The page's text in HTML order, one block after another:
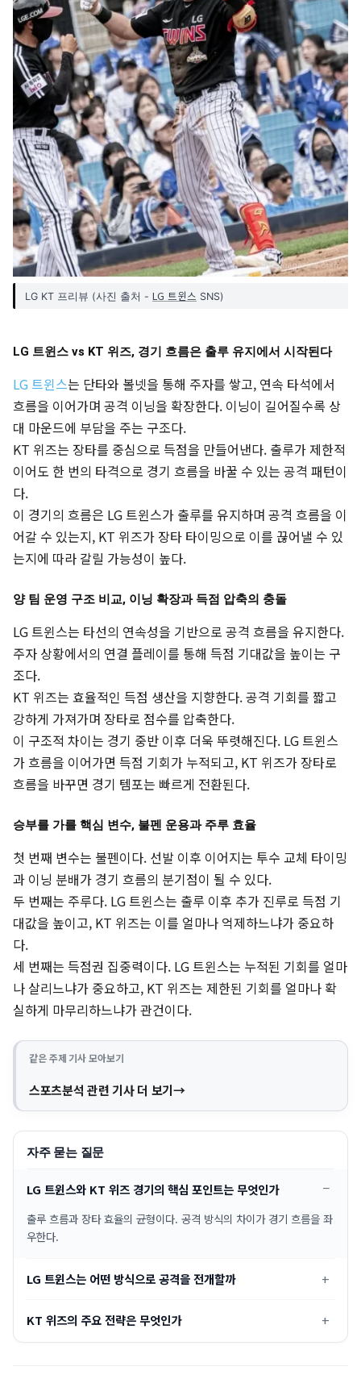
LG KT 프리뷰 (사진 출처 - LG 트윈스 SNS)
LG 트윈스 vs KT 위즈, 경기 흐름은 출루 유지에서 시작된다
LG 트윈스는 단타와 볼넷을 통해 주자를 쌓고, 연속 타석에서
흐름을 이어가며 공격 이닝을 확장한다. 이닝이 길어질수록 상
대 마운드에 부담을 주는 구조다.
KT 위즈는 장타를 중심으로 득점을 만들어낸다. 출루가 제한적
이어도 한 번의 타격으로 경기 흐름을 바꿀 수 있는 공격 패턴이
다.
이 경기의 흐름은 LG 트윈스가 출루를 유지하며 공격 흐름을 이
어갈 수 있는지, KT 위즈가 장타 타이밍으로 이를 끊어낼 수 있
는지에 따라 갈릴 가능성이 높다.
양 팀 운영 구조 비교, 이닝 확장과 득점 압축의 충돌
LG 트윈스는 타선의 연속성을 기반으로 공격 흐름을 유지한다.
주자 상황에서의 연결 플레이를 통해 득점 기대값을 높이는 구
조다.
KT 위즈는 효율적인 득점 생산을 지향한다. 공격 기회를 짧고
강하게 가져가며 장타로 점수를 압축한다.
이 구조적 차이는 경기 중반 이후 더욱 뚜렷해진다. LG 트윈스
가 흐름을 이어가면 득점 기회가 누적되고, KT 위즈가 장타로
흐름을 바꾸면 경기 템포는 빠르게 전환된다.
승부를 가를 핵심 변수, 불펜 운용과 주루 효율
첫 번째 변수는 불펜이다. 선발 이후 이어지는 투수 교체 타이밍
과 이닝 분배가 경기 흐름의 분기점이 될 수 있다.
두 번째는 주루다. LG 트윈스는 출루 이후 추가 진루로 득점 기
대값을 높이고, KT 위즈는 이를 얼마나 억제하느냐가 중요하
다.
세 번째는 득점권 집중력이다. LG 트윈스는 누적된 기회를 얼마
나 살리느냐가 중요하고, KT 위즈는 제한된 기회를 얼마나 확
실하게 마무리하느냐가 관건이다.
같은 주제 기사 모아보기
스포츠분석 관련 기사 더 보기
자주 묻는 질문
LG 트윈스와 KT 위즈 경기의 핵심 포인트는 무엇인가
출루 흐름과 장타 효율의 균형이다. 공격 방식의 차이가 경기 흐름을 좌
우한다.
LG 트윈스는 어떤 방식으로 공격을 전개할까
KT 위즈의 주요 전략은 무엇인가